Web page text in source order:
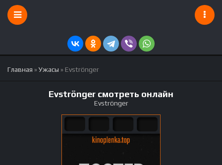
Главная »Ужасы » Evströnger
Evströnger смотреть онлайн
Evströnger